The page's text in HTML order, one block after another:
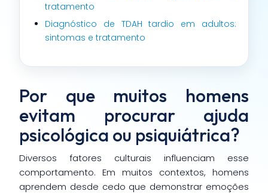
tratamento
Diagnóstico de TDAH tardio em adultos:
sintomas e tratamento
Por que muitos homens
evitam procurar ajuda
psicológica ou psiquiátrica?
Diversos fatores culturais influenciam esse
comportamento. Em muitos contextos, homens
aprendem desde cedo que demonstrar emoções